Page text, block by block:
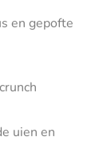
en gepofte
uien en